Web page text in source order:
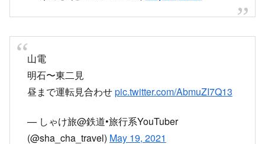
明石〜東二見
昼まで運転見合わせ
— しゃけ旅@鉄道•旅行系YouTuber